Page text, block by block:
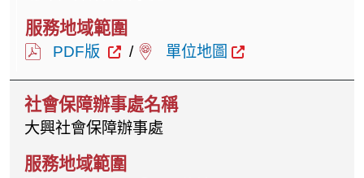
PDF版 / 單位地圖
大興社會保障辦事處